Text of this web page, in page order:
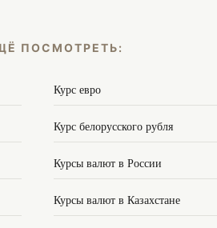
ПОСМОТРЕТЬ:
Курс евро
Курс белорусского рубля
Курсы валют в России
Курсы валют в Казахстане